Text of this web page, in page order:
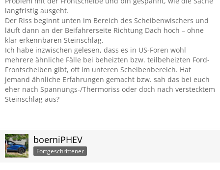
langfristig ausgeht.
Der Riss beginnt unten im Bereich des Scheibenwischers und
läuft dann an der Beifahrerseite Richtung Dach hoch – ohne
klar erkennbaren Steinschlag.
Ich habe inzwischen gelesen, dass es in US-Foren wohl
mehrere ähnliche Fälle bei beheizten bzw. teilbeheizten Ford-
Frontscheiben gibt, oft im unteren Scheibenbereich. Hat
jemand ähnliche Erfahrungen gemacht bzw. sah das bei euch
eher nach Spannungs-/Thermoriss oder doch nach verstecktem
Steinschlag aus?
boerniPHEV
Fortgeschrittener